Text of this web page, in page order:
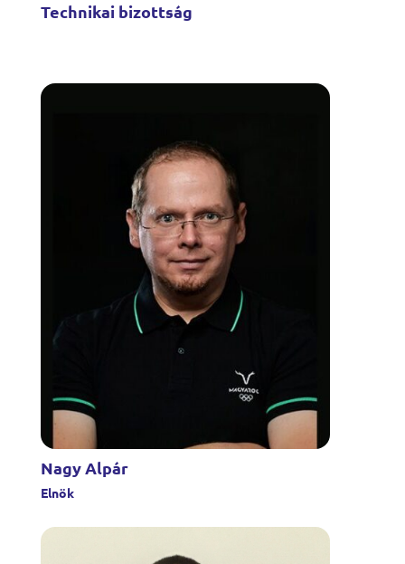
Technikai bizottság
Nagy Alpár
Elnök